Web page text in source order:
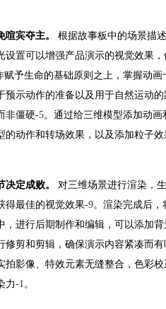
宾夺主。
根据故事板中的场景描
置可以增强产品演示的视觉效果
予生命的基础原则之上，掌握动画
示动作的准备以及用于自然运动
非僵硬-5。通过给三维模型添加动
动作和转场效果，以及添加粒子
定成败。
对三维场景进行渲染，
得最佳的视觉效果-9。渲染完成后，
进行后期制作和编辑，可以添加
剪和剪辑，确保演示内容紧凑而有
影像、特效元素无缝整合，色彩
力-1。